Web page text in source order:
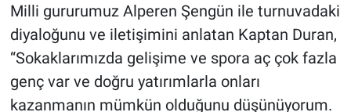
Milli gururumuz Alperen Şengün ile turnuvadaki
diyaloğunu ve iletişimini anlatan Kaptan Duran,
“Sokaklarımızda gelişime ve spora aç çok fazla
genç var ve doğru yatırımlarla onları
kazanmanın mümkün olduğunu düşünüyorum.